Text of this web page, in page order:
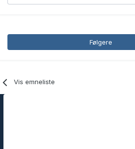
Følgere
Vis emneliste